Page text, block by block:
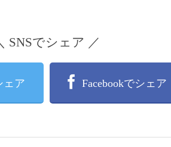
SNSでシェア ／
ェア Facebookでシェア